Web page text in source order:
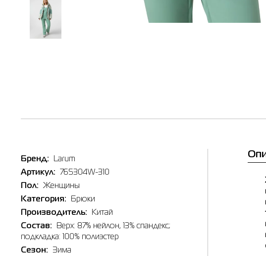
Брюки женские
Бренд:
Larum
Артикул:
765304W-310
Пол:
Женщины
Категория:
Брюки
Производитель:
Китай
Состав:
Верх: 87% нейлон, 13% спандекс;
подкладка: 100% полиэстер
Сезон:
Зима